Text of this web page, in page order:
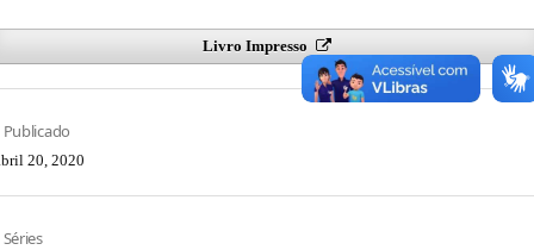
Livro Impresso
Publicado
20, 2020
Séries